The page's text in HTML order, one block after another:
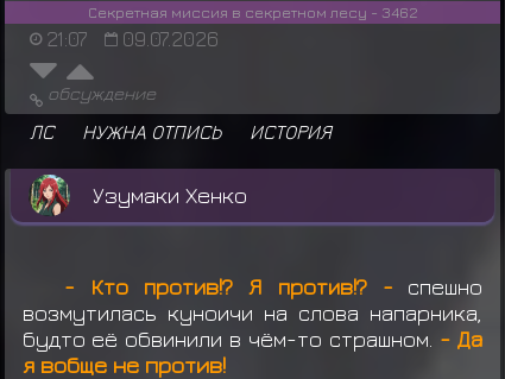
Секретная миссия в секретном лесу - 3462
21:07 09.07.2026
обсуждение
ЛС НУЖНА ОТПИСЬ ИСТОРИЯ
Узумаки Хенко
- Кто против!? Я против!? - спешно
возмутилась куноичи на слова напарника,
будто её обвинили в чём-то страшном. - Да
я вобще не против!